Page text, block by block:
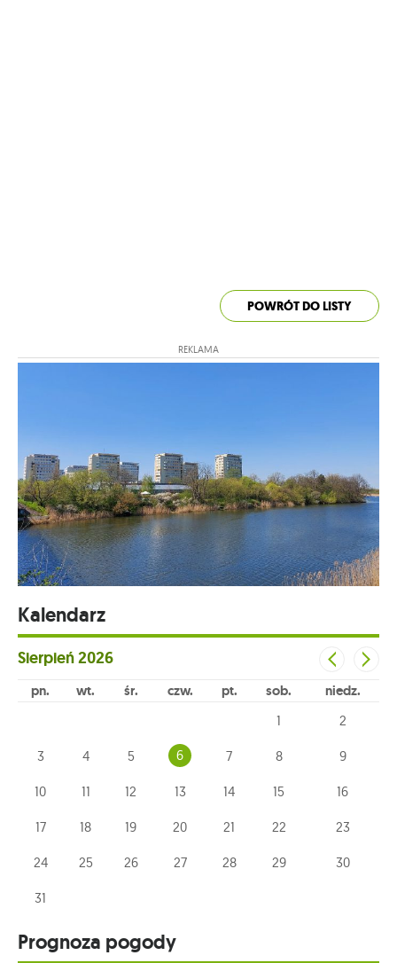
POWRÓT DO LISTY
REKLAMA
Kalendarz
Sierpień2026
pn wt śr czw pt sob niedz
1 2
3 4 5 6 7 8 9
10 11 12 13 14 15 16
17 18 19 20 21 22 23
24 25 26 27 28 29 30
31
Prognoza pogody